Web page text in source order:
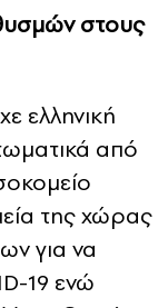
στους
ελληνική
από
της χώρας
για να
19 ενώ